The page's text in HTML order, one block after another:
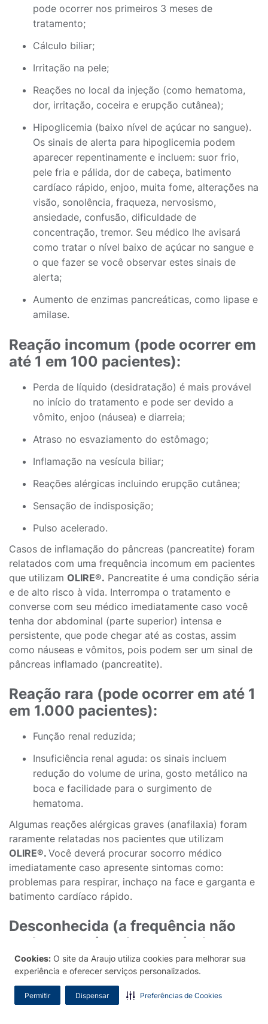
Cookies: O site da Araujo utiliza cookies para melhorar sua
experiência e oferecer serviços personalizados.
Permitir Dispensar Preferências de Cookies
pode ocorrer nos primeiros 3 meses de
tratamento;
Cálculo biliar;
Irritação na pele;
Reações no local da injeção (como hematoma,
dor, irritação, coceira e erupção cutânea);
Hipoglicemia (baixo nível de açúcar no sangue).
Os sinais de alerta para hipoglicemia podem
aparecer repentinamente e incluem: suor frio,
pele fria e pálida, dor de cabeça, batimento
cardíaco rápido, enjoo, muita fome, alterações na
visão, sonolência, fraqueza, nervosismo,
ansiedade, confusão, dificuldade de
concentração, tremor. Seu médico lhe avisará
como tratar o nível baixo de açúcar no sangue e
o que fazer se você observar estes sinais de
alerta;
Aumento de enzimas pancreáticas, como lipase e
amilase.
Reação incomum (pode ocorrer em
até 1 em 100 pacientes):
Perda de líquido (desidratação) é mais provável
no início do tratamento e pode ser devido a
vômito, enjoo (náusea) e diarreia;
Atraso no esvaziamento do estômago;
Inflamação na vesícula biliar;
Reações alérgicas incluindo erupção cutânea;
Sensação de indisposição;
Pulso acelerado.
Casos de inflamação do pâncreas (pancreatite) foram
relatados com uma frequência incomum em pacientes
que utilizam OLIRE®. Pancreatite é uma condição séria
e de alto risco à vida. Interrompa o tratamento e
converse com seu médico imediatamente caso você
tenha dor abdominal (parte superior) intensa e
persistente, que pode chegar até as costas, assim
como náuseas e vômitos, pois podem ser um sinal de
pâncreas inflamado (pancreatite).
Reação rara (pode ocorrer em até 1
em 1.000 pacientes):
Função renal reduzida;
Insuficiência renal aguda: os sinais incluem
redução do volume de urina, gosto metálico na
boca e facilidade para o surgimento de
hematoma.
Algumas reações alérgicas graves (anafilaxia) foram
raramente relatadas nos pacientes que utilizam
OLIRE®. Você deverá procurar socorro médico
imediatamente caso apresente sintomas como:
problemas para respirar, inchaço na face e garganta e
batimento cardíaco rápido.
Desconhecida (a frequência não
pode ser estimada a partir dos
dados disponíveis):
Obstrução intestinal. Uma forma grave de prisão
de ventre (constipação) com sintomas adicionais,